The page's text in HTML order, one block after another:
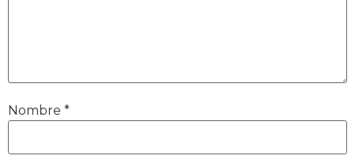
Nombre *